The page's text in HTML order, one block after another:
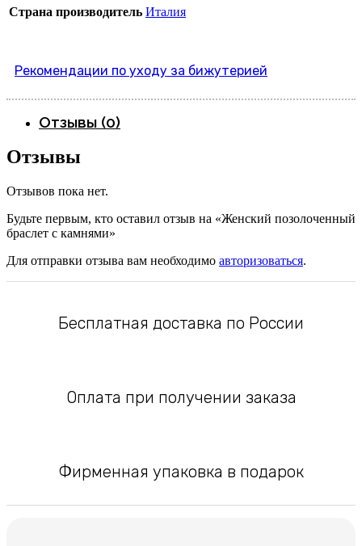
Страна производитель Италия
Рекомендации по уходу за бижутерией
Отзывы (0)
Отзывы
Отзывов пока нет.
Будьте первым, кто оставил отзыв на «Женский позолоченный
браслет с камнями»
Для отправки отзыва вам необходимо авторизоваться.
Бесплатная доставка по России
Оплата при получении заказа
Фирменная упаковка в подарок